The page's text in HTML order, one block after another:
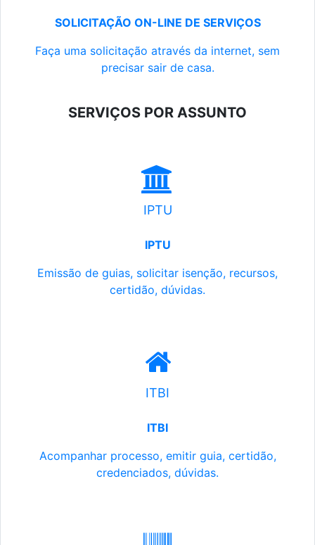
SOLICITAÇÃO ON-LINE DE SERVIÇOS
Faça uma solicitação através da internet, sem
precisar sair de casa.
SERVIÇOS POR ASSUNTO
IPTU
IPTU
Emissão de guias, solicitar isenção, recursos,
certidão, dúvidas.
ITBI
ITBI
Acompanhar processo, emitir guia, certidão,
credenciados, dúvidas.